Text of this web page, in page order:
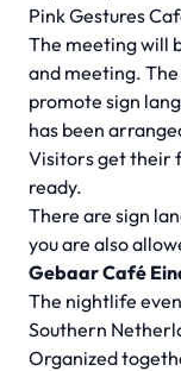
Pink Gestures
The meeting will
and meeting.
promote sign
has been
Visitors get their
ready.
There are sign
you are also
Gebaar Café
The nightlife
Southern
Organized